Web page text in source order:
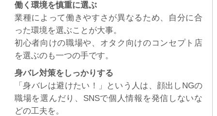
働く環境を慎重に選ぶ
業種によって働きやすさが異なるため、自分に合
った環境を選ぶことが大事。
初心者向けの職場や、オタク向けのコンセプト店
を選ぶのも一つの手です。
身バレ対策をしっかりする
「身バレは避けたい！」という人は、顔出しNGの
職場を選んだり、SNSで個人情報を発信しないな
どの工夫を。